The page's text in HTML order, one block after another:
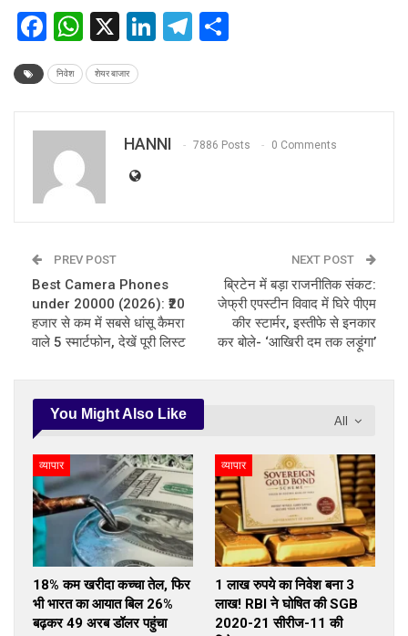
Facebook
WhatsApp
X LinkedIn
Telegram
निवेश शेयर बाजार
HANNI 7886 Posts 0 Comments
PREV POST
Best Camera Phones
under 20000 (2026): ₹20
हजार से कम में सबसे धांसू कैमरा
वाले 5 स्मार्टफोन, देखें पूरी लिस्ट
NEXT POST
ब्रिटेन में बड़ा राजनीतिक संकट:
जेफ्री एपस्टीन विवाद में घिरे पीएम
कीर स्टार्मर, इस्तीफे से इनकार
कर बोले- ‘आखिरी दम तक लड़ूंगा’
All
You Might Also Like
व्यापार
18% कम खरीदा कच्चा तेल, फिर
भी भारत का आयात बिल 26%
बढ़कर 49 अरब डॉलर पहुंचा
व्यापार
1 लाख रुपये का निवेश बना 3
लाख! RBI ने घोषित की SGB
2020-21 सीरीज-11 की